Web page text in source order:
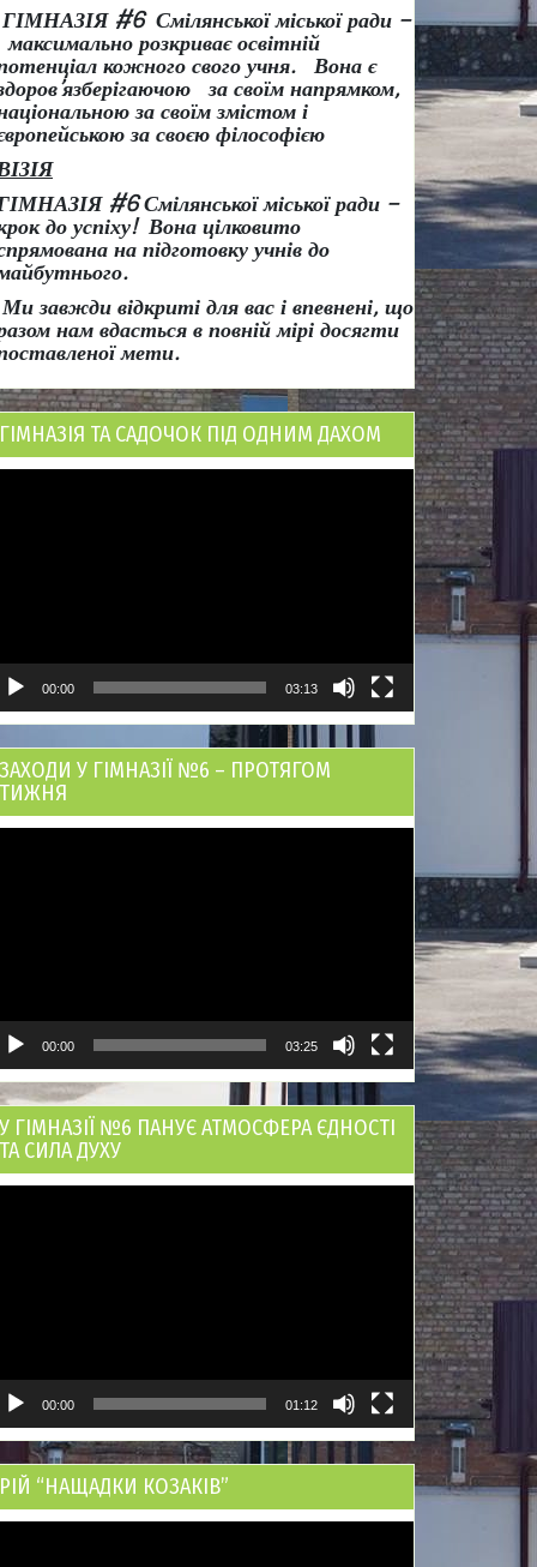
ГІМНАЗІЯ #6 Смілянської міської ради –
розкриває освітній
кожного свого учня.
Вона є
’язберігаючою за своїм напрямком,
за своїм змістом і
за своєю філософією
#6 Смілянської міської ради –
до успіху! Вона цілковито
на підготовку учнів до
Ми завжди відкриті для вас і впевнені, що
нам вдасться в повній мірі досягти
мети.
ГІМНАЗІЯ ТА САДОЧОК ПІД ОДНИМ ДАХОМ
00:00 03:13
ЗАХОДИ У ГІМНАЗІЇ №6 – ПРОТЯГОМ
ТИЖНЯ
00:00 03:25
У ГІМНАЗІЇ №6 ПАНУЄ АТМОСФЕРА ЄДНОСТІ
ТА СИЛА ДУХУ
00:00 01:12
РІЙ “НАЩАДКИ КОЗАКІВ”